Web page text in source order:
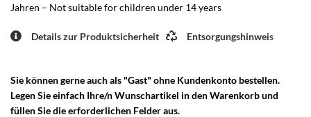
Jahren – Not suitable for children under 14 years
Details zur Produktsicherheit Entsorgungshinweis
Sie können gerne auch als "Gast" ohne Kundenkonto bestellen.
Legen Sie einfach Ihre/n Wunschartikel in den Warenkorb und
füllen Sie die erforderlichen Felder aus.